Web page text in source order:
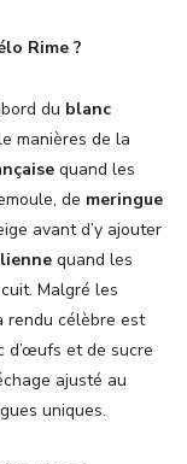
Rime ?
du blanc
manières de la
quand les
de meringue
avant d’y ajouter
quand les
Malgré les
rendu célèbre est
d’œufs et de sucre
ajusté au
uniques.